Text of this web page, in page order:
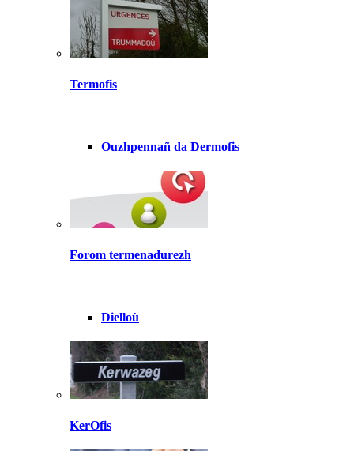
Termofis
Ouzhpennañ da Dermofis
Forom termenadurezh
Dielloù
KerOfis